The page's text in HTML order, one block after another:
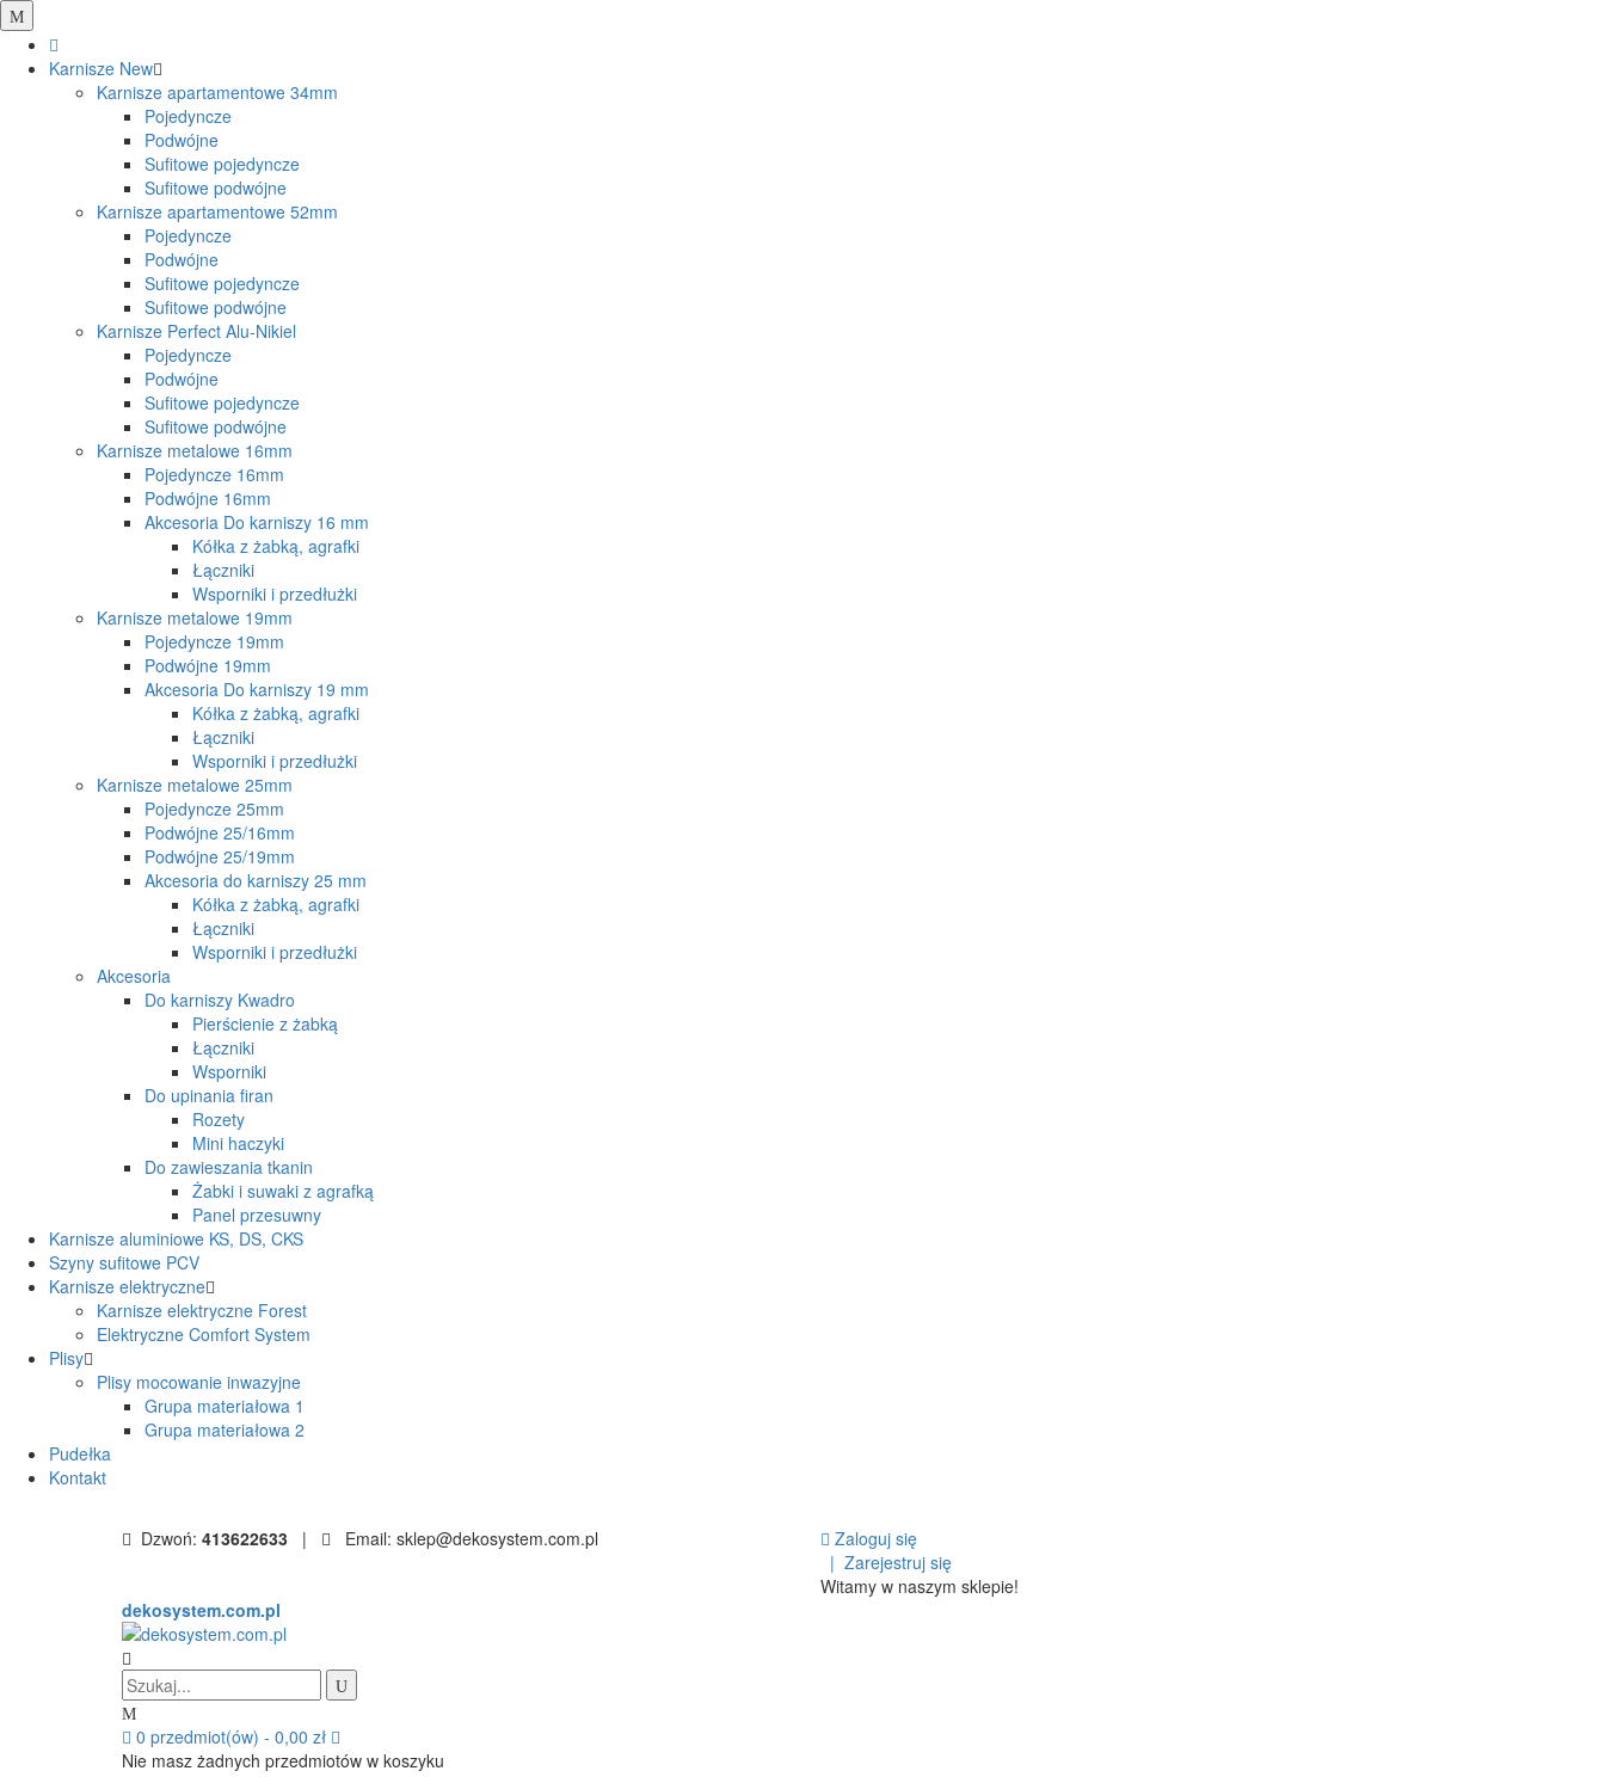
Karnisze New
Karnisze apartamentowe 34mm
Pojedyncze
Podwójne
Sufitowe pojedyncze
Sufitowe podwójne
Karnisze apartamentowe 52mm
Pojedyncze
Podwójne
Sufitowe pojedyncze
Sufitowe podwójne
Karnisze Perfect Alu-Nikiel
Pojedyncze
Podwójne
Sufitowe pojedyncze
Sufitowe podwójne
Karnisze metalowe 16mm
Pojedyncze 16mm
Podwójne 16mm
Akcesoria Do karniszy 16 mm
Kółka z żabką, agrafki
Łączniki
Wsporniki i przedłużki
Karnisze metalowe 19mm
Pojedyncze 19mm
Podwójne 19mm
Akcesoria Do karniszy 19 mm
Kółka z żabką, agrafki
Łączniki
Wsporniki i przedłużki
Karnisze metalowe 25mm
Pojedyncze 25mm
Podwójne 25/16mm
Podwójne 25/19mm
Akcesoria do karniszy 25 mm
Kółka z żabką, agrafki
Łączniki
Wsporniki i przedłużki
Akcesoria
Do karniszy Kwadro
Pierścienie z żabką
Łączniki
Wsporniki
Do upinania firan
Rozety
Mini haczyki
Do zawieszania tkanin
Żabki i suwaki z agrafką
Panel przesuwny
Karnisze aluminiowe KS, DS, CKS
Szyny sufitowe PCV
Karnisze elektryczne
Karnisze elektryczne Forest
Elektryczne Comfort System
Plisy
Plisy mocowanie inwazyjne
Grupa materiałowa 1
Grupa materiałowa 2
Pudełka
Kontakt
Dzwoń: 413622633 | Email: sklep@dekosystem.com.pl
Zaloguj się
| Zarejestruj się
Witamy w naszym sklepie!
dekosystem.com.pl
0 przedmiot(ów) - 0,00 zł
Nie masz żadnych przedmiotów w koszyku